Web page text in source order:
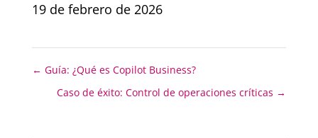
19 de febrero de 2026
← Guía: ¿Qué es Copilot Business?
Caso de éxito: Control de operaciones críticas →